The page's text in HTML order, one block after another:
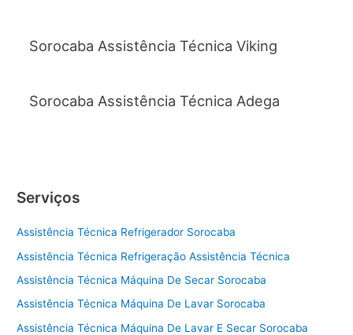
Sorocaba Assistência Técnica Viking
Sorocaba Assistência Técnica Adega
Serviços
Assistência Técnica Refrigerador Sorocaba
Assistência Técnica Refrigeração Assistência Técnica
Assistência Técnica Máquina De Secar Sorocaba
Assistência Técnica Máquina De Lavar Sorocaba
Assistência Técnica Máquina De Lavar E Secar Sorocaba